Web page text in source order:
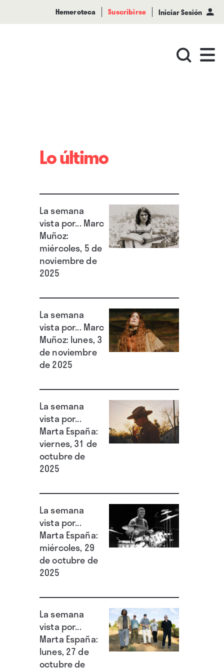
Hemeroteca Suscribirse Iniciar Sesión
Lo último
La semana
vista por... Marc
Muñoz:
miércoles, 5 de
noviembre de
2025
La semana
vista por... Marc
Muñoz: lunes, 3
de noviembre
de 2025
La semana
vista por...
Marta España:
viernes, 31 de
octubre de
2025
La semana
vista por...
Marta España:
miércoles, 29
de octubre de
2025
La semana
vista por...
Marta España:
lunes, 27 de
octubre de